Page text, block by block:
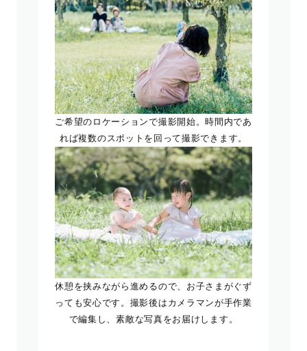
ご希望のロケーションで撮影開始。時間内であ
れば複数のスポットを回って撮影できます。
休憩を挟みながら進めるので、お子さまがぐず
っても安心です。撮影後はカメラマンが手作業
で編集し、素敵な写真をお届けします。